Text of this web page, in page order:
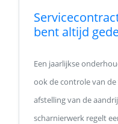
bent altijd
Een jaarlijkse
ook de controle van
afstelling van de
scharnierwerk regelt